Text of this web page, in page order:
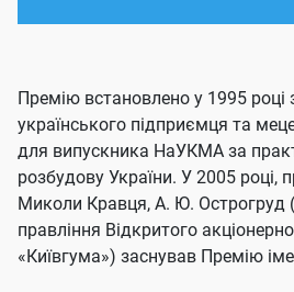
Премію встановлено у 1995 році
українського підприємця та
для випускника НаУКМА за
розбудову України. У 2005 році,
Миколи Кравця, А. Ю. Острогруд
правління Відкритого
«Київгума») заснував Премію